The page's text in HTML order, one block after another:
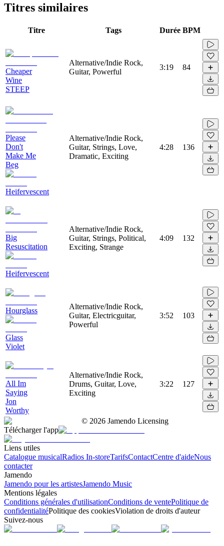
Titres similaires
Titre Tags Durée BPM
Cheaper
Wine
STEEP
Alternative/Indie Rock,
Guitar, Powerful
3:19 84
Please
Don't
Make Me
Beg
Heifervescent
Alternative/Indie Rock,
Guitar, Strings, Love,
Dramatic, Exciting
4:28 136
Big
Resuscitation
Heifervescent
Alternative/Indie Rock,
Guitar, Strings, Political,
Exciting, Strange
4:09 132
Hourglass
Glass
Violet
Alternative/Indie Rock,
Guitar, Electricguitar,
Powerful
3:52 103
All Im
Saying
Jon
Worthy
Alternative/Indie Rock,
Drums, Guitar, Love,
Exciting
3:22 127
© 2026 Jamendo Licensing
Télécharger l'app
Liens utiles
Catalogue musicalRadios In-storeTarifsContactCentre d'aideNous
contacter
Jamendo
Jamendo pour les artistesJamendo Music
Mentions légales
Conditions générales d'utilisationConditions de ventePolitique de
confidentialitéPolitique des cookiesViolation de droits d'auteur
Suivez-nous